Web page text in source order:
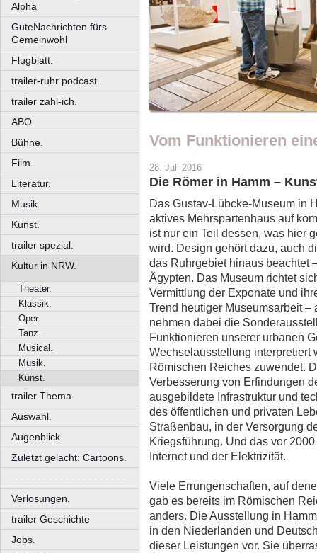
Alpha
GuteNachrichten fürs
Gemeinwohl
Flugblatt.
trailer-ruhr podcast.
trailer zahl-ich.
ABO.
Bühne.
Film.
Literatur.
Musik.
Kunst.
trailer spezial.
Kultur in NRW.
Theater.
Klassik.
Oper.
Tanz.
Musical.
Musik.
Kunst.
trailer Thema.
Auswahl.
Augenblick
Zuletzt gelacht: Cartoons.
––––––––––––––––––––
Verlosungen.
trailer Geschichte
Jobs.
Vom Funktionieren
28. Juli 2016
Die Römer in Hamm –
Das Gustav-Lübcke-Museum in
aktives Mehrspartenhaus auf
ist nur ein Teil dessen, was hier
wird. Design gehört dazu, auch
das Ruhrgebiet hinaus beachtet
Ägypten. Das Museum richtet
Vermittlung der Exponate und
Trend heutiger Museumsarbeit
nehmen dabei die
Funktionieren unserer urbanen
Wechselausstellung interpretiert
Römischen Reiches zuwendet.
Verbesserung von Erfindungen
ausgebildete Infrastruktur und
des öffentlichen und privaten
Straßenbau, in der Versorgung
Kriegsführung. Und das vor
Internet und der Elektrizität.
Viele Errungenschaften, auf
gab es bereits im Römischen
anders. Die Ausstellung in
in den Niederlanden und
dieser Leistungen vor. Sie